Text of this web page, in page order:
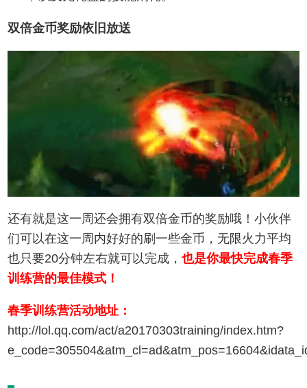
双倍金币奖励依旧放送
还有就是这一周还会拥有双倍金币的奖励哦！小伙伴
们可以在这一周内好好的刷一些金币，无限火力平均
也只要20分钟左右就可以完成，也是你最快完成春季
训练营的最佳模式！
春季训练营活动地址：
http://lol.qq.com/act/a20170303training/index.htm?